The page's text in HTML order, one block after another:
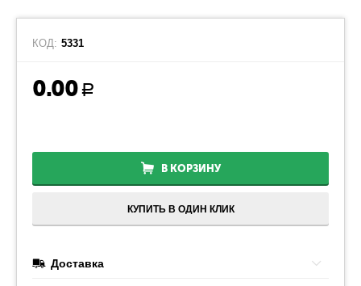
КОД: 5331
0.00 Р
В КОРЗИНУ
КУПИТЬ В ОДИН КЛИК
Доставка